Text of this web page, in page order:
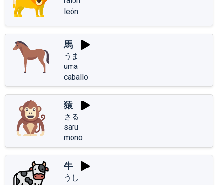
león
馬
うま
uma
caballo
猿
さる
saru
mono
牛
うし